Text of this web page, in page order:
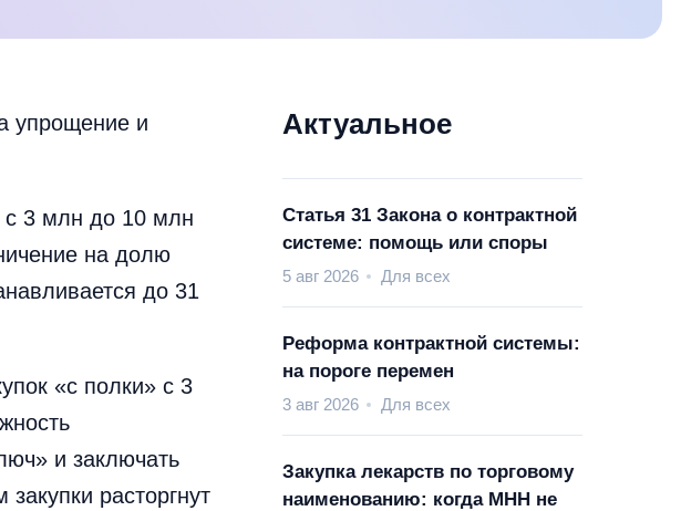
упрощение и
с 3 млн до 10 млн
на долю
до 31
«с полки» с 3
и заключать
расторгнут
Актуальное
Статья 31 Закона о контрактной
системе: помощь или споры
5 авг 2026 Для всех
Реформа контрактной системы:
на пороге перемен
3 авг 2026 Для всех
Закупка лекарств по торговому
наименованию: когда МНН не